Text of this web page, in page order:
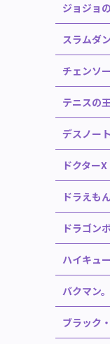
ジョジョ
スラムダ
チェンソ
テニスの
デスノート
ドクターX
ドラえも
ドラゴン
ハイキュ
バクマン。
ブラック